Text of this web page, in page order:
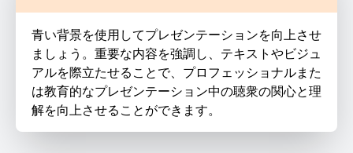
青い背景を使用してプレゼンテーションを向上させ
ましょう。重要な内容を強調し、テキストやビジュ
アルを際立たせることで、プロフェッショナルまた
は教育的なプレゼンテーション中の聴衆の関心と理
解を向上させることができます。